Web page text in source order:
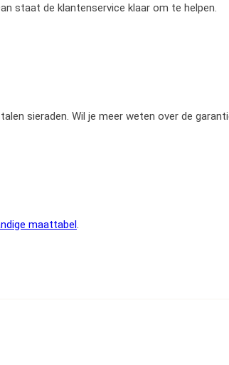
staat de klantenservice klaar om te helpen.
sieraden. Wil je meer weten over de
maattabel.